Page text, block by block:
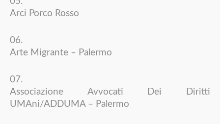
Arci Porco Rosso
Arte Migrante – Palermo
Associazione Avvocati Dei Diritti
UMAni/ADDUMA – Palermo